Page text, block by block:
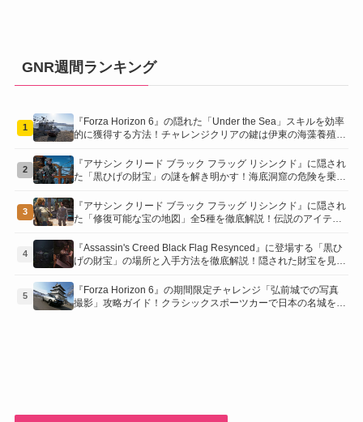
GNR週間ランキング
1
『Forza Horizon 6』の隠れた「Under the Sea」スキルを効率
的に獲得する方法！チャレンジクリアの鍵は伊東の海藻養殖場
2
『アサシン クリード ブラック フラッグ リシンクド』に隠され
た「黒ひげの財宝」の謎を解き明かす！海底洞窟の危険を乗り
3
『アサシン クリード ブラック フラッグ リシンクド』に隠され
た「修復可能な宝の地図」全5種を徹底解説！伝説のアイテム
コツを紹介！
4
『Assassin's Creed Black Flag Resynced』に登場する「黒ひ
げの財宝」の場所と入手方法を徹底解説！隠された財宝を見つ
5
『Forza Horizon 6』の期間限定チャレンジ「弘前城での写真
撮影」攻略ガイド！クラシックスポーツカーで日本の名城を駆